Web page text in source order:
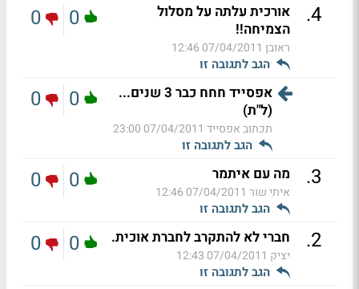
4
.
אורכית עלתה על מסלול
הצמיחה!!
ראובן 07/04/2011 12:46
הגב לתגובה זו
0
0
אפסייד חחח כבר 3 שנים...
(ל"ת)
תכתוב אפסייד 07/04/2011 23:00
הגב לתגובה זו
0
0
3
. מה עם איתמר
איתי שור 07/04/2011 12:46
הגב לתגובה זו
0
0
2
. חברי לא להתקרב לחברת אוכית.
יציק 07/04/2011 12:43
הגב לתגובה זו
0
0